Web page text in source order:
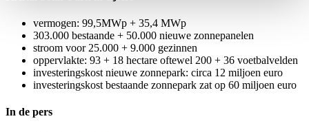
vermogen: 99,5MWp + 35,4 MWp
303.000 bestaande + 50.000 nieuwe zonnepanelen
stroom voor 25.000 + 9.000 gezinnen
oppervlakte: 93 + 18 hectare oftewel 200 + 36 voetbalvelden
investeringskost nieuwe zonnepark: circa 12 miljoen euro
investeringskost bestaande zonnepark zat op 60 miljoen euro
In de pers